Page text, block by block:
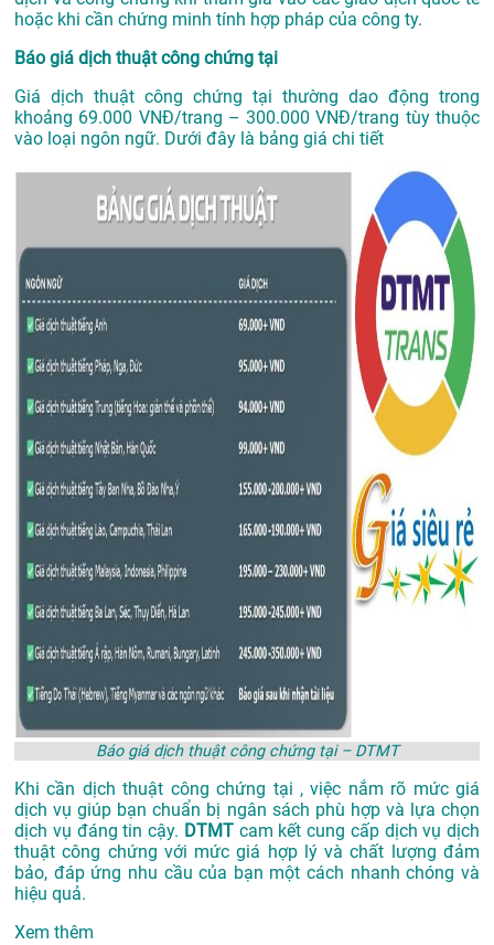
hoặc khi cần chứng minh tính hợp pháp của công ty.
Báo giá dịch thuật công chứng tại
Giá dịch thuật công chứng tại thường dao động trong
khoảng 69.000 VNĐ/trang – 300.000 VNĐ/trang tùy thuộc
vào loại ngôn ngữ. Dưới đây là bảng giá chi tiết
Báo giá dịch thuật công chứng tại – DTMT
Khi cần dịch thuật công chứng tại , việc nắm rõ mức giá
dịch vụ giúp bạn chuẩn bị ngân sách phù hợp và lựa chọn
dịch vụ đáng tin cậy. DTMT cam kết cung cấp dịch vụ dịch
thuật công chứng với mức giá hợp lý và chất lượng đảm
bảo, đáp ứng nhu cầu của bạn một cách nhanh chóng và
hiệu quả.
Xem thêm